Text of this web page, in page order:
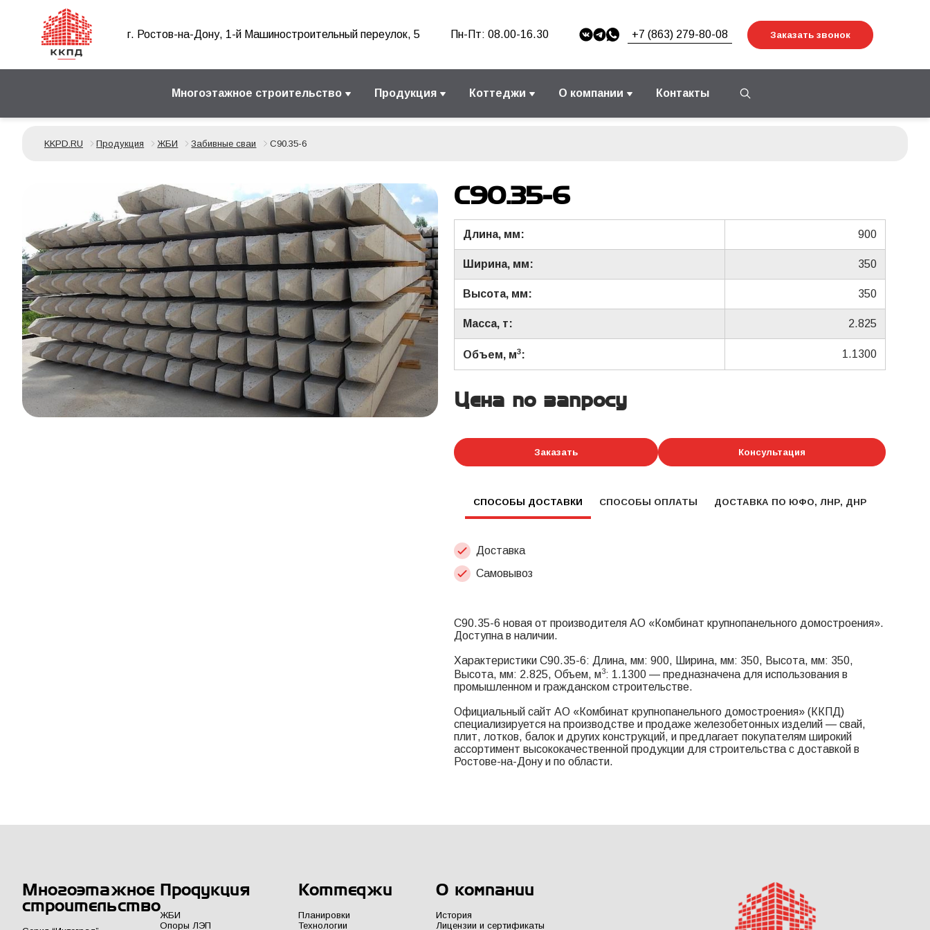
г. Ростов-на-Дону, 1-й Машиностроительный переулок, 5 Пн-Пт: 08.00-16.30 +7 (863) 279-80-08 Заказать звонок
Многоэтажное строительство Продукция Коттеджи О компании Контакты
KKPD.RU Продукция ЖБИ Забивные сваи С90.35-6
С90.35-6
Длина, мм: 900
Ширина, мм: 350
Высота, мм: 350
Масса, т: 2.825
Объем, м3: 1.1300
Цена по запросу
Заказать Консультация
СПОСОБЫ ДОСТАВКИ СПОСОБЫ ОПЛАТЫ ДОСТАВКА ПО ЮФО, ЛНР, ДНР
Доставка
Самовывоз
С90.35-6 новая от производителя АО «Комбинат крупнопанельного домостроения».
Доступна в наличии.
Характеристики С90.35-6: Длина, мм: 900, Ширина, мм: 350, Высота, мм: 350,
Высота, мм: 2.825, Объем, м3: 1.1300 — предназначена для использования в
промышленном и гражданском строительстве.
Официальный сайт АО «Комбинат крупнопанельного домостроения» (ККПД)
специализируется на производстве и продаже железобетонных изделий — свай,
плит, лотков, балок и других конструкций, и предлагает покупателям широкий
ассортимент высококачественной продукции для строительства с доставкой в
Ростове-на-Дону и по области.
Многоэтажное
строительство
Продукция
ЖБИ
Опоры ЛЭП
Коттеджи
Планировки
Технологии
О компании
История
Лицензии и сертификаты